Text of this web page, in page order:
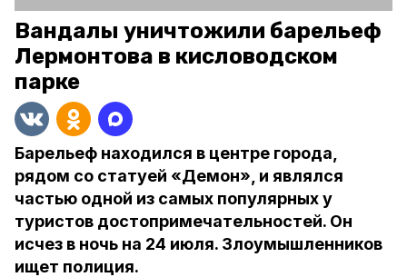
Вандалы уничтожили барельеф
Лермонтова в кисловодском
парке
Барельеф находился в центре города,
рядом со статуей «Демон», и являлся
частью одной из самых популярных у
туристов достопримечательностей. Он
исчез в ночь на 24 июля. Злоумышленников
ищет полиция.